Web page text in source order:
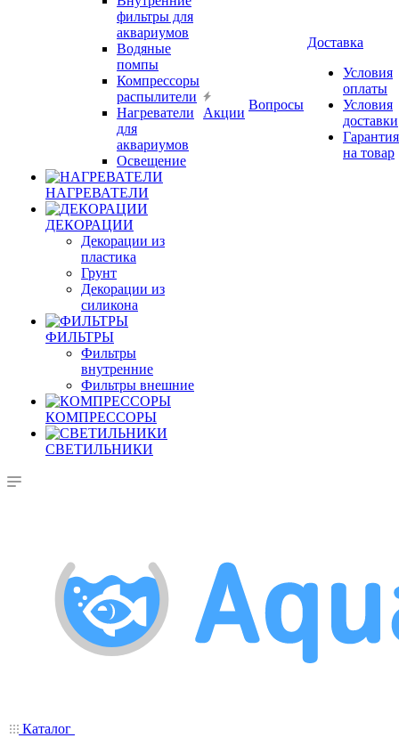
фильтры для
аквариумов
Водяные
помпы
Компрессоры
распылители
Нагреватели
для
аквариумов
Освещение
НАГРЕВАТЕЛИ
ДЕКОРАЦИИ
Декорации из
пластика
Грунт
Декорации из
силикона
ФИЛЬТРЫ
Фильтры
внутренние
Фильтры внешние
КОМПРЕССОРЫ
СВЕТИЛЬНИКИ
Акции
Вопросы
Доставка
Условия
оплаты
Условия
доставки
Гарантия
на товар
Каталог